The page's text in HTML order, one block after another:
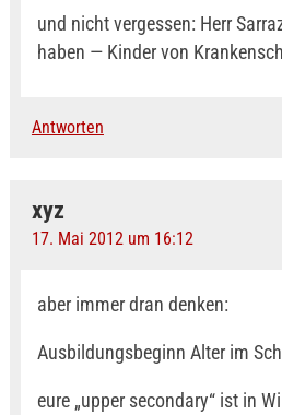
und nicht vergessen: Herr
haben — Kinder von
Antworten
xyz
17. Mai 2012 um 16:12
aber immer dran denken:
Ausbildungsbeginn Alter im
eure „upper secondary“ ist in